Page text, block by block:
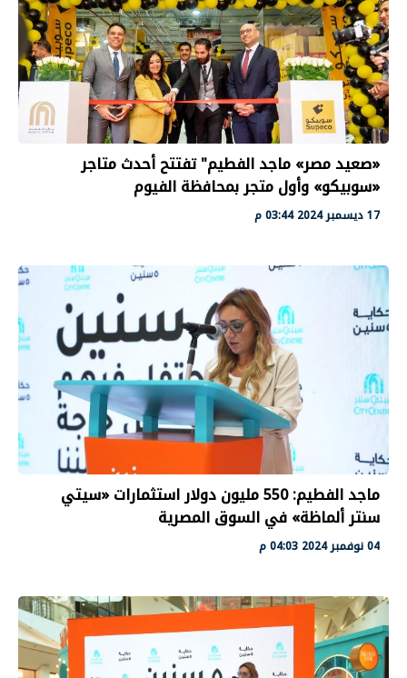
«صعيد مصر» ماجد الفطيم" تفتتح أحدث متاجر
«سوبيكو» وأول متجر بمحافظة الفيوم
17 ديسمبر 2024 03:44 م
ماجد الفطيم: 550 مليون دوﻻر استثمارات «سيتي
سنتر ألماظة» في السوق المصرية
04 نوفمبر 2024 04:03 م